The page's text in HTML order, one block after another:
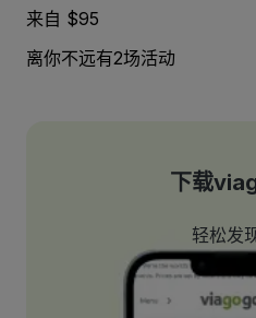
来自 $95
离你不远有2场活动
下载
轻松发